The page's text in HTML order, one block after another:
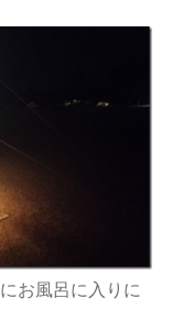
にお風呂に入りに